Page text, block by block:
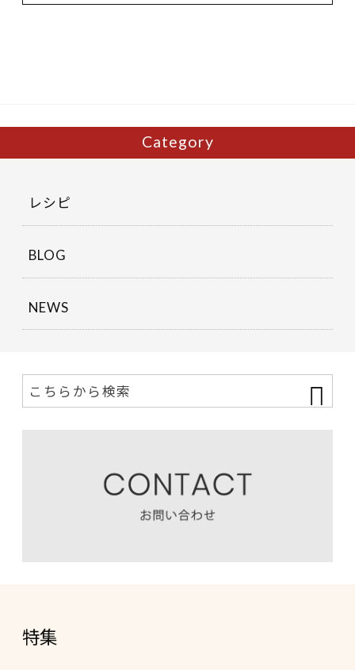
Category
レシピ
BLOG
NEWS
特集